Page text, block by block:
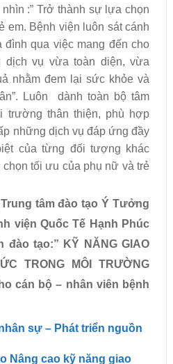
:” Trở thành sự lựa chọn
em. Bệnh viện luôn sát cánh
đình qua việc mang đến cho
dịch vụ vừa toàn diện, vừa
nhằm đem lại sức khỏe và
Luôn dành toàn bộ tâm
trường thân thiện, phù hợp
những dịch vụ đáp ứng đầy
của từng đối tượng khác
tối ưu của phụ nữ và trẻ
tâm đào tạo Ý Tưởng
viện Quốc Tế Hạnh Phúc
tạo:” KỸ NĂNG GIAO
TRONG MÔI TRƯỜNG
cán bộ – nhân viên bệnh
sự – Phát triển nguồn
Nâng cao kỹ năng giao